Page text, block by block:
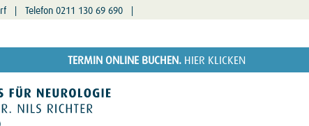
| Telefon 0211 130 69 690
TERMIN ONLINE BUCHEN.HIER KLICKEN